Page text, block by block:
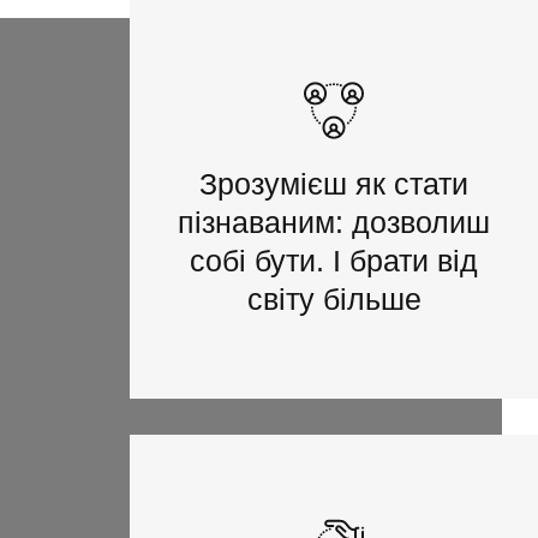
Зрозумієш як стати
пізнаваним: дозволиш
собі бути. І брати від
світу більше